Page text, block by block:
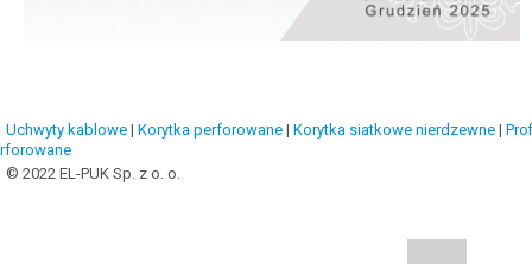
Uchwyty kablowe | Korytka perforowane | Korytka siatkowe nierdzewne |
© 2022 EL-PUK Sp. z o. o.